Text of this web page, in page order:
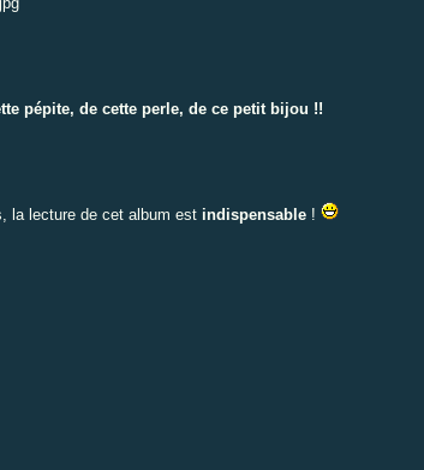
pépite, de cette perle, de ce petit bijou !!
la lecture de cet album est indispensable!